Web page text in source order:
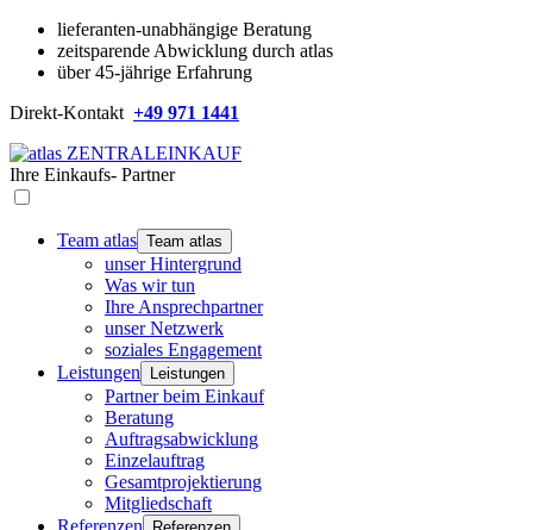
lieferanten-unabhängige Beratung
zeitsparende Abwicklung durch atlas
über 45-jährige Erfahrung
Direkt-Kontakt +49 971 1441
Ihre Einkaufs- Partner
Team atlas Team atlas
unser Hintergrund
Was wir tun
Ihre Ansprechpartner
unser Netzwerk
soziales Engagement
Leistungen
Leistungen
Partner beim Einkauf
Beratung
Auftragsabwicklung
Einzelauftrag
Gesamtprojektierung
Mitgliedschaft
Referenzen